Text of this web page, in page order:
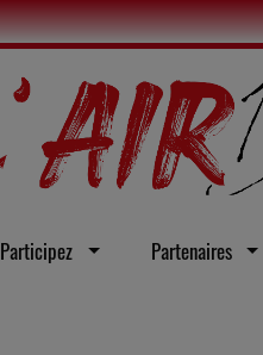
Participez Partenaires